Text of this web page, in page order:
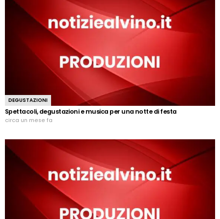
DEGUSTAZIONI
Spettacoli, degustazioni e musica per una notte di festa
circa un mese fa